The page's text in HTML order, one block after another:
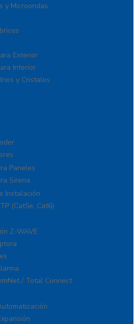
y Microondas
Exterior
Interior
y Cristales
Paneles
Sirena
Instalación
(Cat5e, Cat6)
Connect
Z-WAVE
/ Total Connect